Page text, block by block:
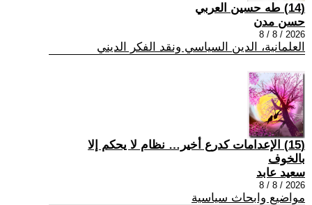
(14) طه حسين العربي
حسن مدن
2026 / 8 / 8
العلمانية، الدين السياسي ونقد الفكر الديني
(15) الإعدامات كدرع أخير… نظام لا يحكم إلا
بالخوف
سعيد عابد
2026 / 8 / 8
مواضيع وابحاث سياسية